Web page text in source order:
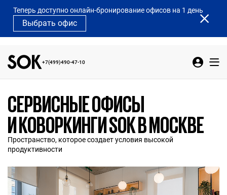
Теперь доступно онлайн-бронирование офисов на 1 день
Выбрать офис
+7(499)490-47-10
СЕРВИСНЫЕ ОФИСЫ
И КОВОРКИНГИ SOK В МОСКВЕ
Пространство, которое создает условия высокой
продуктивности